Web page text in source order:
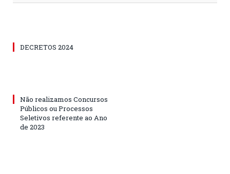
DECRETOS 2024
Não realizamos Concursos
Públicos ou Processos
Seletivos referente ao Ano
de 2023